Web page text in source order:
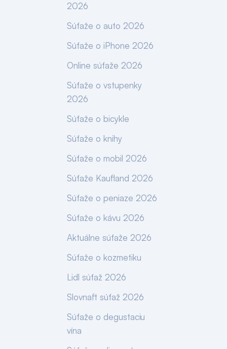
2026
Súťaže o auto 2026
Súťaže o iPhone 2026
Online súťaže 2026
Súťaže o vstupenky
2026
Súťaže o bicykle
Súťaže o knihy
Súťaže o mobil 2026
Súťaže Kaufland 2026
Súťaže o peniaze 2026
Súťaže o kávu 2026
Aktuálne súťaže 2026
Súťaže o kozmetiku
Lidl súťaž 2026
Slovnaft súťaž 2026
Súťaže o degustaciu
vína